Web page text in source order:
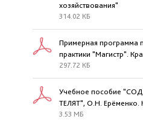
хозяйствования"
314.02 КБ
Примерная программа
практики "Магистр".
297.72 КБ
Учебное пособие
ТЕЛЯТ", О.Н. Ерёменко.
3.53 МБ